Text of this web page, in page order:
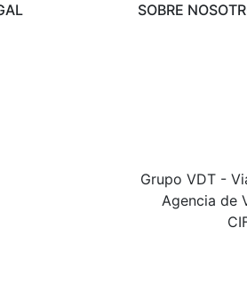
SOBRE
Grupo VDT -
Agencia de